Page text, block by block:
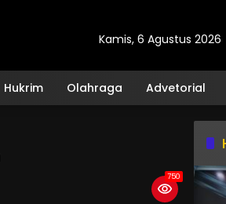
Kamis, 6 Agustus 2026
Hukrim Olahraga Advetorial
750